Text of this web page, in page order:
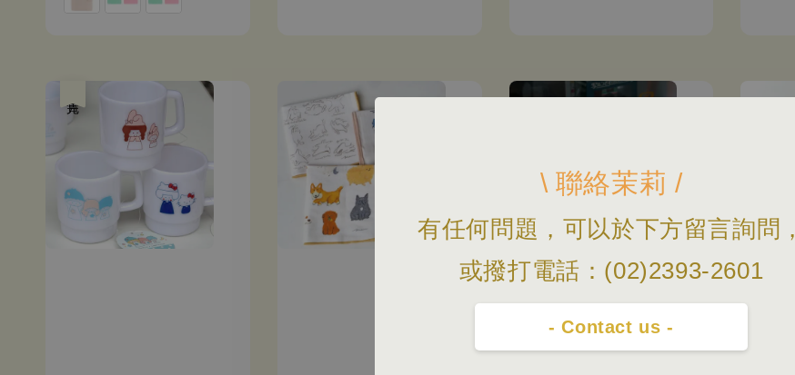
\ 聯絡茉莉 /
有任何問題，可以於下方留言詢問，
或撥打電話：(02)2393-2601
- Contact us -